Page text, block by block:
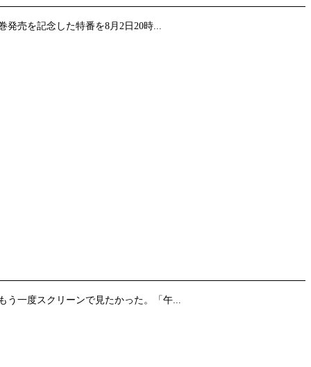
発売を記念した特番を8月2日20時...
う一度スクリーンで見たかった。「午...